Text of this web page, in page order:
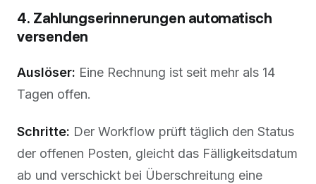
4. Zahlungserinnerungen automatisch
versenden
Auslöser: Eine Rechnung ist seit mehr als 14
Tagen offen.
Schritte: Der Workflow prüft täglich den Status
der offenen Posten, gleicht das Fälligkeitsdatum
ab und verschickt bei Überschreitung eine